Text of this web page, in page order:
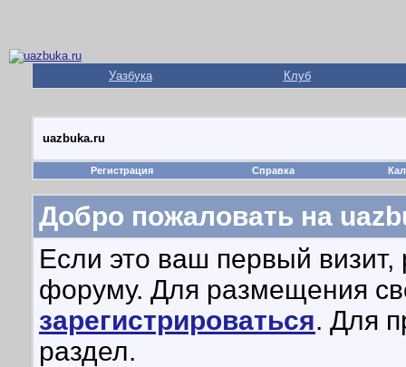
Уазбука Клуб
uazbuka.ru
Регистрация Справка
Добро пожаловать на
Если это ваш первый
форуму. Для размещения
зарегистрироваться. Для
раздел.